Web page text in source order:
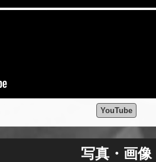
YouTube
写真・画像